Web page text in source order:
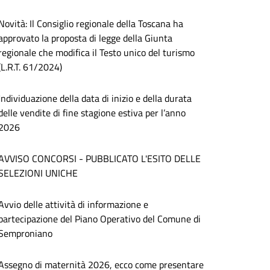
Il Consiglio regionale della Toscana ha
la proposta di legge della Giunta
che modifica il Testo unico del turismo
61/2024)
della data di inizio e della durata
vendite di fine stagione estiva per l’anno
CONCORSI - PUBBLICATO L'ESITO DELLE
UNICHE
delle attività di informazione e
del Piano Operativo del Comune di
di maternità 2026, ecco come presentare